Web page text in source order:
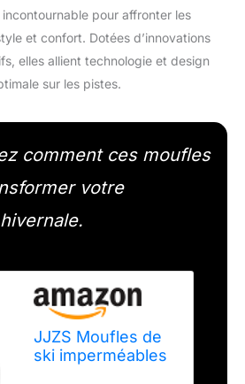
pour affronter les
et confort. Dotées d’innovations
elles allient technologie et design
sur les pistes.
comment ces moufles
votre
JJZS Moufles de
ski imperméables